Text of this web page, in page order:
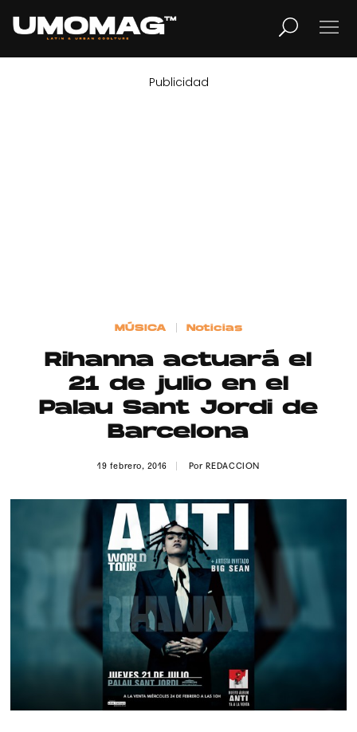
LIFESTYLE
Contacto
Aviso Legal
Publicidad
MÚSICA Noticias
Rihanna actuará el
21 de julio en el
Palau Sant Jordi de
Barcelona
19 febrero, 2016 Por REDACCION